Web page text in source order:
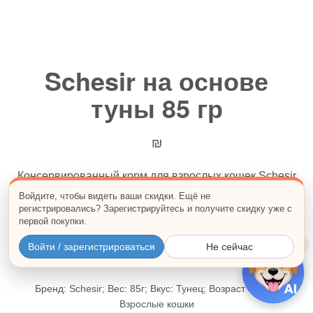
Schesir на основе
туны 85 гр
₪
Консервированный корм для взрослых кошек Schesir
на основе туны
1 баночек 12 баночек
Бренд: Schesir; Вес: 85г; Вкус: Тунец; Возраст кошки:
Взрослые кошки
×
Войдите, чтобы видеть ваши скидки. Ещё не
регистрировались? Зарегистрируйтесь и получите скидку уже с
первой покупки.
Войти / зарегистрироваться Не сейчас